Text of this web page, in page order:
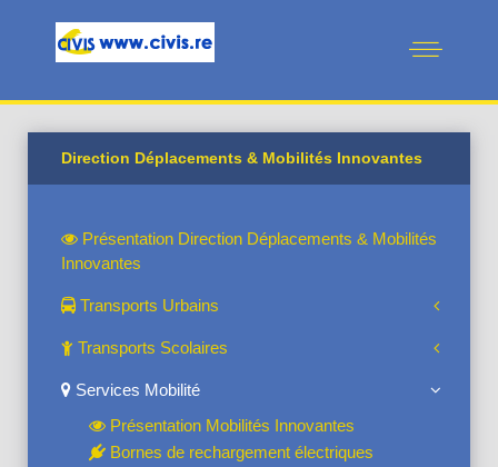
Direction Déplacements & Mobilités Innovantes
Présentation Direction Déplacements & Mobilités
Innovantes
Transports Urbains
Transports Scolaires
Services Mobilité
Présentation Mobilités Innovantes
Bornes de rechargement électriques